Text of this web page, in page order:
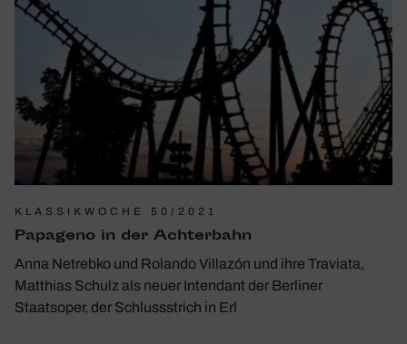
KLASSIKWOCHE 50/2021
Papa­geno in der Achter­bahn
Anna Netrebko und Rolando Villazón und ihre Traviata,
Matthias Schulz als neuer Intendant der Berliner
Staatsoper, der Schlussstrich in Erl